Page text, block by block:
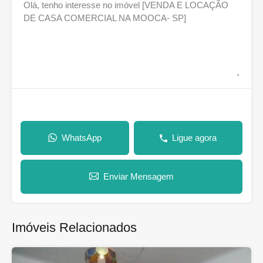
WhatsApp Ligue agora
Enviar Mensagem
Imóveis Relacionados